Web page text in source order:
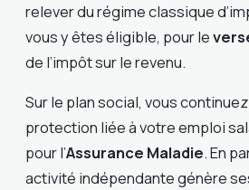
relever du régime classique
vous y êtes éligible, pour le
de l’impôt sur le revenu.
Sur le plan social, vous
protection liée à votre emploi
pour l’Assurance Maladie. En
activité indépendante génère